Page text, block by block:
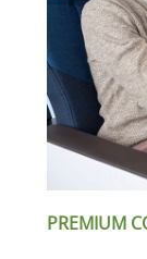
PREMIUM